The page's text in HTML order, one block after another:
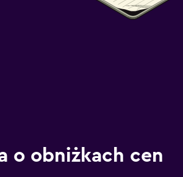
o obniżkach cen